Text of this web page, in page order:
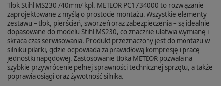
Tłok Stihl MS230 /40mm/ kpl. METEOR PC1734000 to rozwiązanie
zaprojektowane z myślą o prostocie montażu. Wszystkie elementy
zestawu – tłok, pierścień, sworzeń oraz zabezpieczenia – są idealnie
dopasowane do modelu Stihl MS230, co znacznie ułatwia wymianę i
skraca czas serwisowania. Produkt przeznaczony jest do montażu w
silniku pilarki, gdzie odpowiada za prawidłową kompresję i pracę
jednostki napędowej. Zastosowanie tłoka METEOR pozwala na
szybkie przywrócenie pełnej sprawności technicznej sprzętu, a także
poprawia osiągi oraz żywotność silnika.